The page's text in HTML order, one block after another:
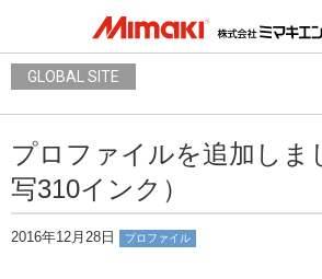
GLOBAL SITE
プロファイルを追加しま
写310インク）
2016年12月28日 プロファイル